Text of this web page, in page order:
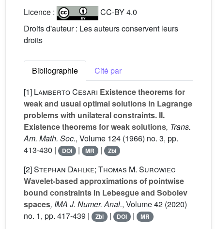
Licence :
CC-BY 4.0
Droits d'auteur : Les auteurs conservent leurs
droits
Bibliographie
Cité par
[1] Lamberto Cesari Existence theorems for
weak and usual optimal solutions in Lagrange
problems with unilateral constraints. II.
Existence theorems for weak solutions, Trans.
Am. Math. Soc., Volume 124 (1966) no. 3, pp.
413-430 |
DOI | MR | Zbl
[2]Stephan Dahlke; Thomas M. Surowiec
Wavelet-based approximations of pointwise
bound constraints in Lebesgue and Sobolev
spaces, IMA J. Numer. Anal., Volume 42 (2020)
no. 1, pp. 417-439 |
Zbl | DOI | MR